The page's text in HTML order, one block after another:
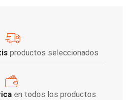
productos seleccionados
en todos los productos